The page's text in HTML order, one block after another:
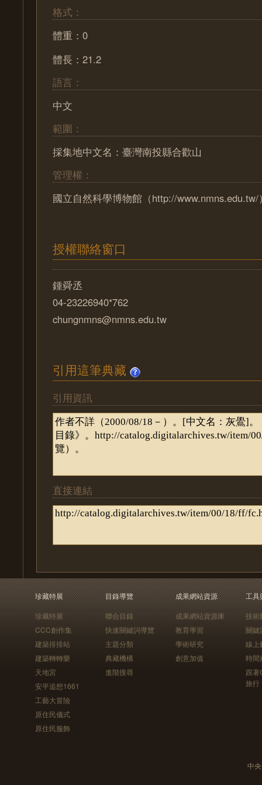
格式：
體重：0
體長：21.2
語言：
中文
範圍：
採集地中文名：臺灣南投縣合歡山
管理權：
國立自然科學博物館（http://www.nmns.edu.tw/
授權聯絡窗口
鍾舜丞
04-23226940*762
chungnmns@nmns.edu.tw
引用這筆典藏
引用資訊
直接連結
珍藏特展
珍藏特展
CCC創作集
建築排排站
建築轉轉樂
天地宮
安平追想1661
工藝大冒險
原住民儀式
原住民服飾
目錄導覽
聯合目錄
快速關鍵詞導覽
主題分類
典藏機構
進階搜尋
成果網站資源
成果網站資源庫
教育學習
學術研究
創意加值
工具
技術
關鍵
線上
時間
跟
旅行
中